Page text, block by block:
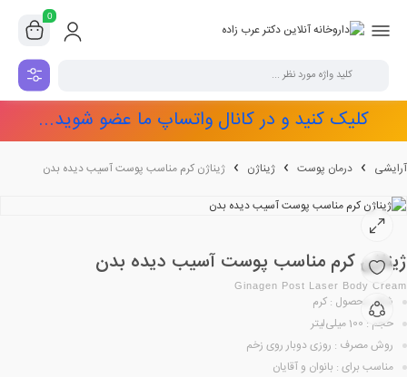
0
کلیک کنید و در کانال واتساپ ما عضو شوید...
آرایشی درمان پوست ژیناژن ژیناژن کرم مناسب پوست آسیب دیده بدن
ژیناژن کرم مناسب پوست آسیب دیده بدن
Ginagen Post Laser Body Cream
شکل محصول : کرم
حجم : 100 میلی‌لیتر
روش مصرف : روزی دوبار روی زخم
مناسب برای : بانوان و آقایان